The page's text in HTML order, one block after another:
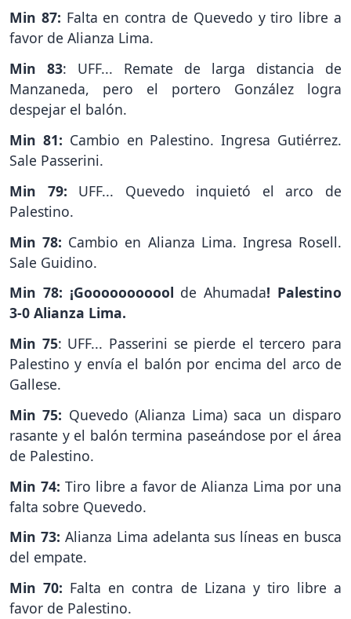
Min 87: Falta en contra de Quevedo y tiro libre a
favor de Alianza Lima.
Min 83: UFF... Remate de larga distancia de
Manzaneda, pero el portero González logra
despejar el balón.
Min 81: Cambio en Palestino. Ingresa Gutiérrez.
Sale Passerini.
Min 79: UFF... Quevedo inquietó el arco de
Palestino.
Min 78: Cambio en Alianza Lima. Ingresa Rosell.
Sale Guidino.
Min 78: ¡Gooooooooool de Ahumada! Palestino
3-0 Alianza Lima.
Min 75: UFF... Passerini se pierde el tercero para
Palestino y envía el balón por encima del arco de
Gallese.
Min 75: Quevedo (Alianza Lima) saca un disparo
rasante y el balón termina paseándose por el área
de Palestino.
Min 74: Tiro libre a favor de Alianza Lima por una
falta sobre Quevedo.
Min 73: Alianza Lima adelanta sus líneas en busca
del empate.
Min 70: Falta en contra de Lizana y tiro libre a
favor de Palestino.